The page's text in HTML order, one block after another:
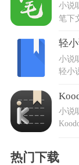
小说
轻
小说
小说
热门下载